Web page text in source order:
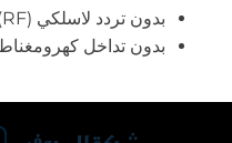
بدون تردد لاسلكي (RF)
بدون تداخل